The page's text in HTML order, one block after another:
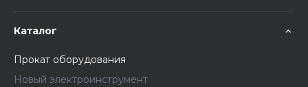
Каталог
Прокат оборудования
Новый электроинструмент